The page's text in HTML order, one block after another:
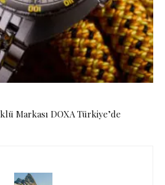
Markası DOXA Türkiye’de